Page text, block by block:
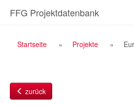
InhaltFFG Projektdatenbank
Breadcrumb
Startseite Projekte
zurück